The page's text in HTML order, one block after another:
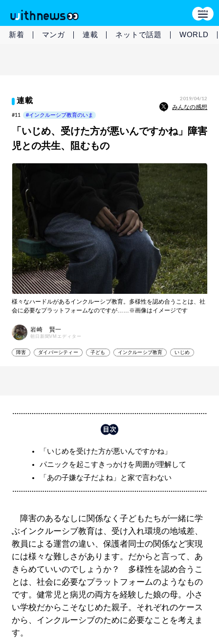
新着 マンガ 連載 ネットで話題 WORLD
連載 2019/04/12
みんなの感想
#11 #インクルーシブ教育のいま
「いじめ、受けた方が悪いんですかね」障害
児との共生、阻むもの
様々なハードルがあるインクルーシブ教育。多様性を認め合うことは、社
会に必要なプラットフォームなのですが……※画像はイメージです
岩崎 賢一
朝日新聞VMエディター
障害 ダイバーシティー 子ども インクルーシブ教育 いじめ
「いじめを受けた方が悪いんですかね」
パニックを起こすきっかけを周囲が理解して
「あの子嫌な子だよね」と家で言わない
障害のあるなしに関係なく子どもたちが一緒に学
ぶインクルーシブ教育は、受け入れ環境の地域差、
教員による運営の違い、保護者同士の関係など実現
には様々な難しさがあります。だからと言って、あ
きらめていいのでしょうか？ 多様性を認め合うこ
とは、社会に必要なプラットフォームのようなもの
です。健常児と病児の両方を経験した娘の母。小さ
い学校だからこそなじめた親子。それぞれのケース
から、インクルーシブのために必要なことを考えま
す。